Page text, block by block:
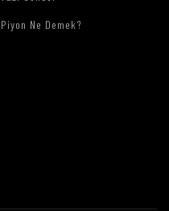
Piyon Ne Demek?